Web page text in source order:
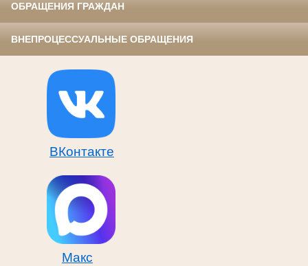
ОБРАЩЕНИЯ ГРАЖДАН
ВНЕПРОЦЕССУАЛЬНЫЕ ОБРАЩЕНИЯ
ВКонтакте
Макс